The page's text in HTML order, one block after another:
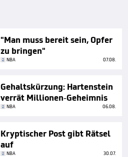
"Man muss bereit sein, Opfer
zu bringen"
NBA 07.08.
Gehaltskürzung: Hartenstein
verrät Millionen-Geheimnis
NBA 06.08.
Kryptischer Post gibt Rätsel
auf
NBA 30.07.